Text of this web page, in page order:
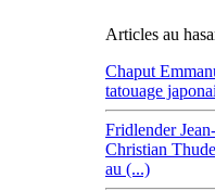
Articles au
Chaput
tatouage
Fridlender
Christian
au (...)